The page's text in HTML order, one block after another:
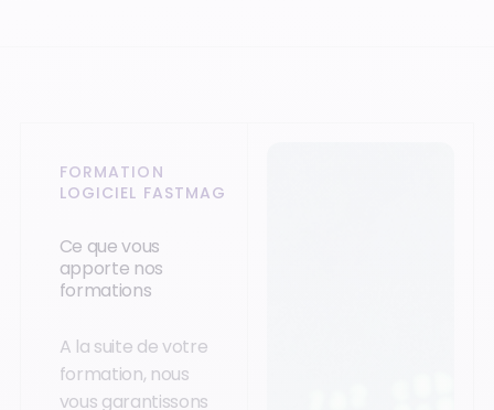
FORMATION
LOGICIEL FASTMAG
Ce que vous
apporte nos
formations
A la suite de votre
formation, nous
vous garantissons